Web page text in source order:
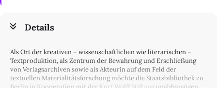
Details
Als Ort der kreativen – wissenschaftlichen wie literarischen –
Textproduktion, als Zentrum der Bewahrung und Erschließung
von Verlagsarchiven sowie als Akteurin auf dem Feld der
textuellen Materialitätsforschung möchte die Staatsbibliothek zu